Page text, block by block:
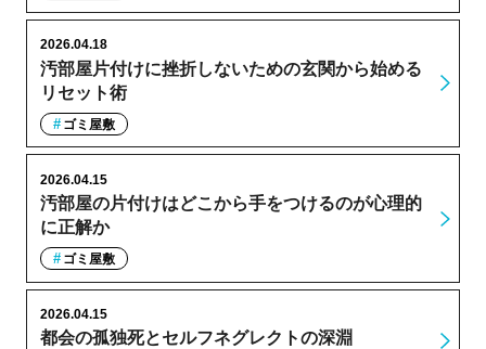
汚部屋片付けに挫折しないための玄関から始める
リセット術
2026.04.18
ゴミ屋敷
汚部屋の片付けはどこから手をつけるのが心理的
に正解か
2026.04.15
ゴミ屋敷
都会の孤独死とセルフネグレクトの深淵
2026.04.15